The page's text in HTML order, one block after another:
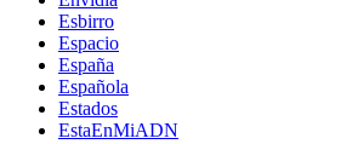
Esbirro
Espacio
España
Española
Estados
EstaEnMiADN